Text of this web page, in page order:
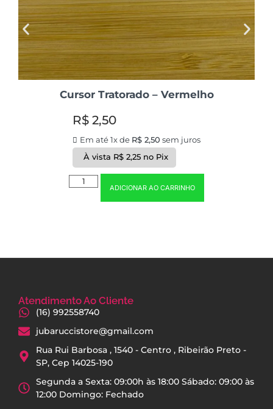
Cursor Tratorado – Vermelho
R$ 2,50
Em até 1x de R$ 2,50 sem juros
À vista R$2,25 no Pix
ADICIONAR AO CARRINHO
Atendimento Ao Cliente
(16) 992558740
jubaruccistore@gmail.com
Rua Rui Barbosa , 1540 - Centro , Ribeirão Preto -
SP, Cep 14025-190
Segunda a Sexta: 09:00h às 18:00 Sábado: 09:00 às
12:00 Domingo: Fechado